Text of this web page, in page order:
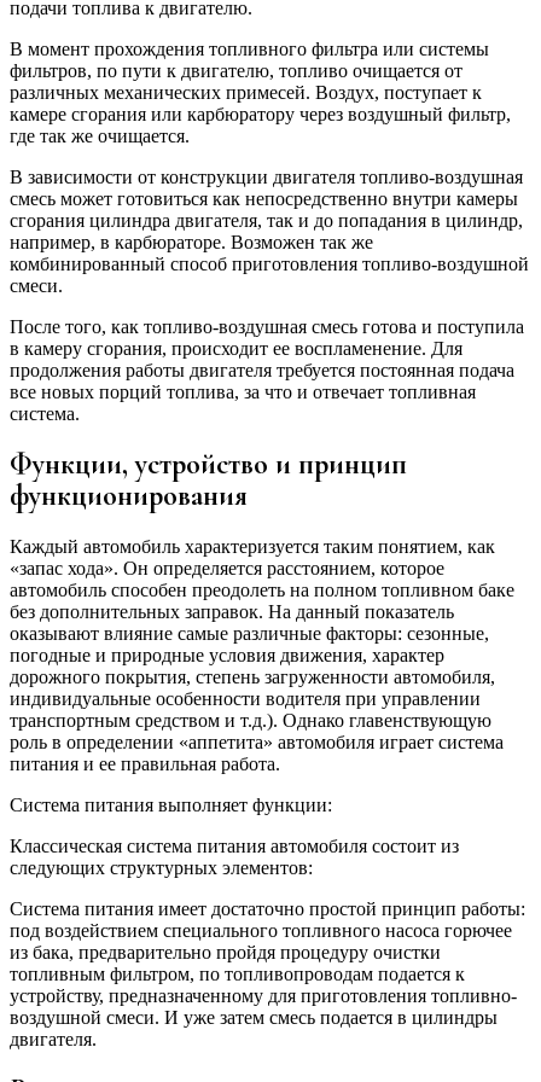
подачи топлива к двигателю.
В момент прохождения топливного фильтра или системы
фильтров, по пути к двигателю, топливо очищается от
различных механических примесей. Воздух, поступает к
камере сгорания или карбюратору через воздушный фильтр,
где так же очищается.
В зависимости от конструкции двигателя топливо-воздушная
смесь может готовиться как непосредственно внутри камеры
сгорания цилиндра двигателя, так и до попадания в цилиндр,
например, в карбюраторе. Возможен так же
комбинированный способ приготовления топливо-воздушной
смеси.
После того, как топливо-воздушная смесь готова и поступила
в камеру сгорания, происходит ее воспламенение. Для
продолжения работы двигателя требуется постоянная подача
все новых порций топлива, за что и отвечает топливная
система.
Функции, устройство и принцип
функционирования
Каждый автомобиль характеризуется таким понятием, как
«запас хода». Он определяется расстоянием, которое
автомобиль способен преодолеть на полном топливном баке
без дополнительных заправок. На данный показатель
оказывают влияние самые различные факторы: сезонные,
погодные и природные условия движения, характер
дорожного покрытия, степень загруженности автомобиля,
индивидуальные особенности водителя при управлении
транспортным средством и т.д.). Однако главенствующую
роль в определении «аппетита» автомобиля играет система
питания и ее правильная работа.
Система питания выполняет функции:
Классическая система питания автомобиля состоит из
следующих структурных элементов:
Система питания имеет достаточно простой принцип работы:
под воздействием специального топливного насоса горючее
из бака, предварительно пройдя процедуру очистки
топливным фильтром, по топливопроводам подается к
устройству, предназначенному для приготовления топливно-
воздушной смеси. И уже затем смесь подается в цилиндры
двигателя.